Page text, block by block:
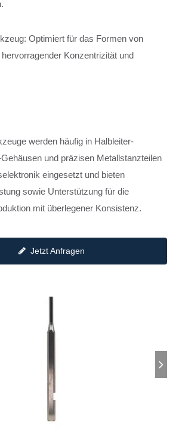
Optimiert für das Formen von
Konzentrizität und
werden häufig in Halbleiter-
und präzisen Metallstanzteilen
eingesetzt und bieten
sowie Unterstützung für die
mit überlegener Konsistenz.
Jetzt Anfragen